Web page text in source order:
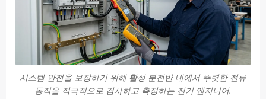
시스템 안전을 보장하기 위해 활성 분전반 내에서 뚜렷한 전류
동작을 적극적으로 검사하고 측정하는 전기 엔지니어.